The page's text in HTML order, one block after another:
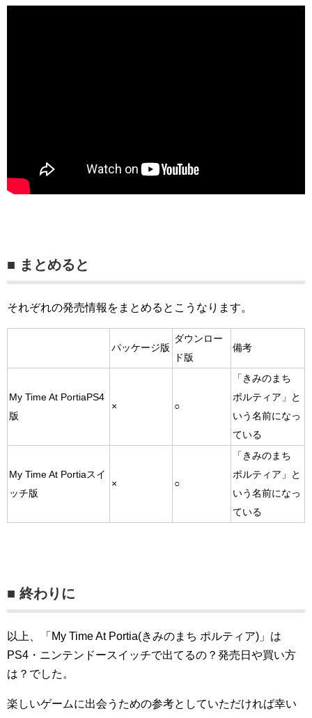
■ まとめると
それぞれの発売情報をまとめるとこうなります。
パッケージ版
ダウンロー
ド版
備考
My Time At PortiaPS4
版
× ○
「きみのまち
ポルティア」と
いう名前になっ
ている
My Time At Portiaスイ
ッチ版
× ○
「きみのまち
ポルティア」と
いう名前になっ
ている
■ 終わりに
以上、「My Time At Portia(きみのまち ポルティア)」は
PS4・ニンテンドースイッチで出てるの？発売日や買い方
は？でした。
楽しいゲームに出会うための参考としていただければ幸い